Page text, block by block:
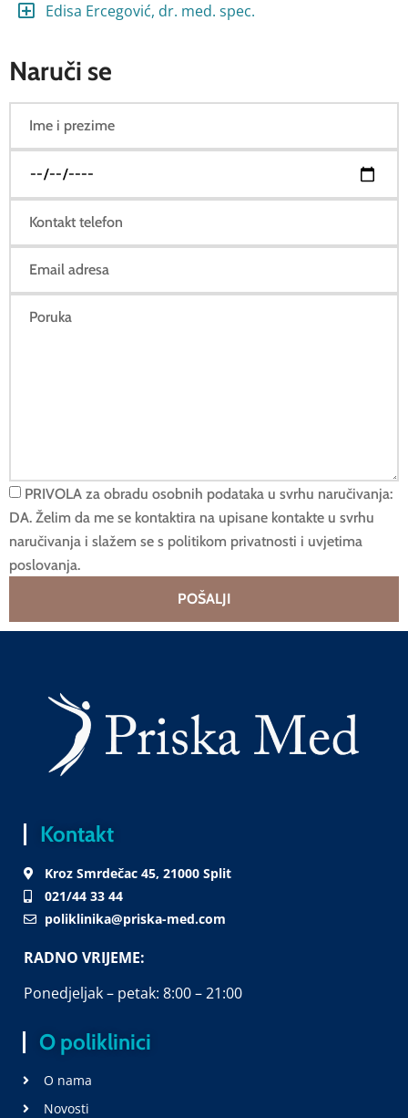
Edisa Ercegović, dr. med. spec.
Naruči se
PRIVOLA za obradu osobnih podataka u svrhu naručivanja:
DA. Želim da me se kontaktira na upisane kontakte u svrhu
naručivanja i slažem se s politikom privatnosti i uvjetima
poslovanja.
POŠALJI
Kontakt
Kroz Smrdečac 45, 21000 Split
021/44 33 44
poliklinika@priska-med.com
RADNO VRIJEME:
Ponedjeljak – petak: 8:00 – 21:00
O poliklinici
O nama
Novosti